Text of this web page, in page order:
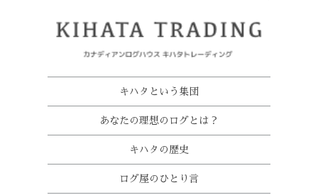
キハタという集団
あなたの理想のログとは？
キハタの歴史
ログ屋のひとり言